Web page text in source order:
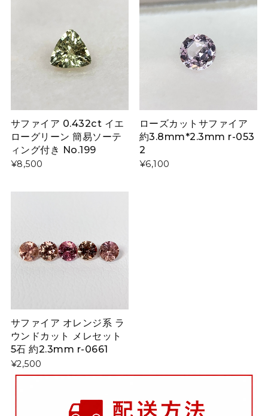
サファイア 0.432ct イエ
ローグリーン 簡易ソーテ
ィング付き No.199
¥8,500
ローズカットサファイア
約3.8mm*2.3mm r-053
2
¥6,100
サファイア オレンジ系 ラ
ウンドカット メレセット
5石 約2.3mm r-0661
¥2,500